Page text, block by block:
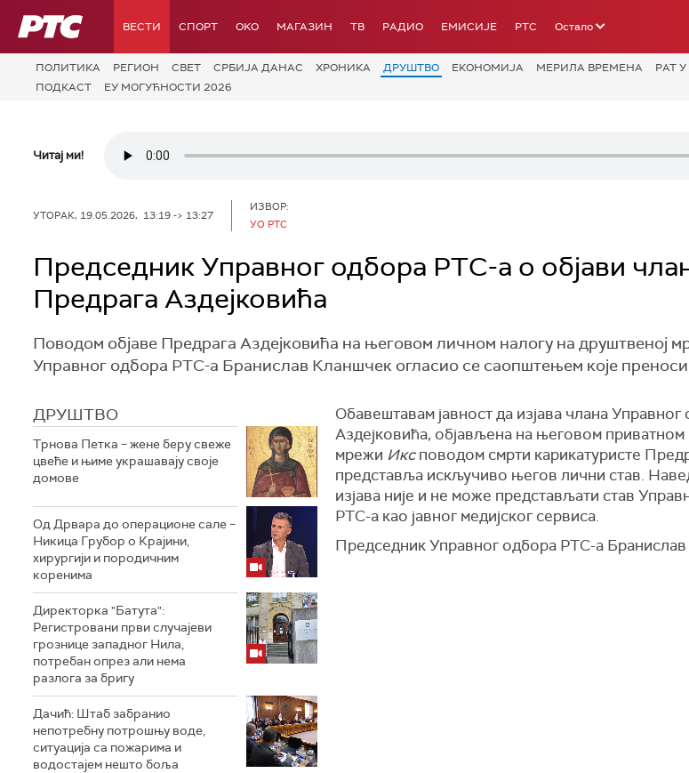
РТС ВЕСТИ СПОРТ OKO МАГАЗИН ТВ РАДИО ЕМИСИЈЕ РТС Остало
ПОЛИТИКА РЕГИОН СВЕТ СРБИЈА ДАНАС ХРОНИКА ДРУШТВО ЕКОНОМИЈА МЕРИЛА ВРЕМЕНА РАТ
ПОДКАСТ
ЕУ МОГУЋНОСТИ 2026
Читај ми!
УТОРАК, 19.05.2026, 13:19 -> 13:27
ИЗВОР:
УО РТС
Председник Управног одбора РТС-а о објави
Предрага Аздејковића
Поводом објаве Предрага Аздејковића на његовом личном налогу на друштвеној
Управног одбора РТС-а Бранислав Кланшчек огласио се саопштењем које
ДРУШТВО
Трнова Петка – жене беру свеже
цвеће и њиме украшавају своје
домове
Од Дрвара до операционе сале –
Никица Грубор о Крајини,
хирургији и породичним
коренима
Директорка "Батута":
Регистровани први случајеви
грознице западног Нила,
потребан опрез али нема
разлога за бригу
Дачић: Штаб забранио
непотребну потрошњу воде,
ситуација са пожарима и
водостајем нешто боља
Обавештавам јавност да изјава члана
Аздејковића, објављена на његовом
мрежи Иксповодом смрти карикатуристе
представља искључиво његов лични став.
изјава није и не може представљати став
РТС-а као јавног медијског сервиса.
Председник Управног одбора РТС-а